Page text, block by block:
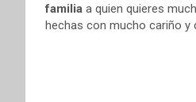
familia a quien quieres
hechas con mucho cariño y